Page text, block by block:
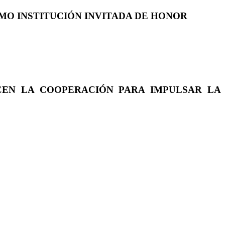
INSTITUCIÓN INVITADA DE HONOR
LA COOPERACIÓN PARA IMPULSAR LA